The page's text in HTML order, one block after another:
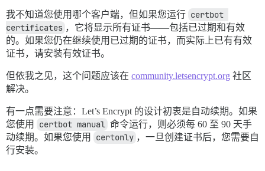
我不知道您使用哪个客户端，但如果您运行 certbot
certificates ，它将显示所有证书——包括已过期和有效
的。如果您仍在继续使用已过期的证书，而实际上已有有效
证书，请安装有效证书。
但依我之见，这个问题应该在 community.letsencrypt.org 社区
解决。
有一点需要注意：Let’s Encrypt 的设计初衷是自动续期。如果
您使用
certbot manual 命令运行，则必须每 60 至 90 天手
动续期。如果您使用
certonly ，一旦创建证书后，您需要自
行安装。